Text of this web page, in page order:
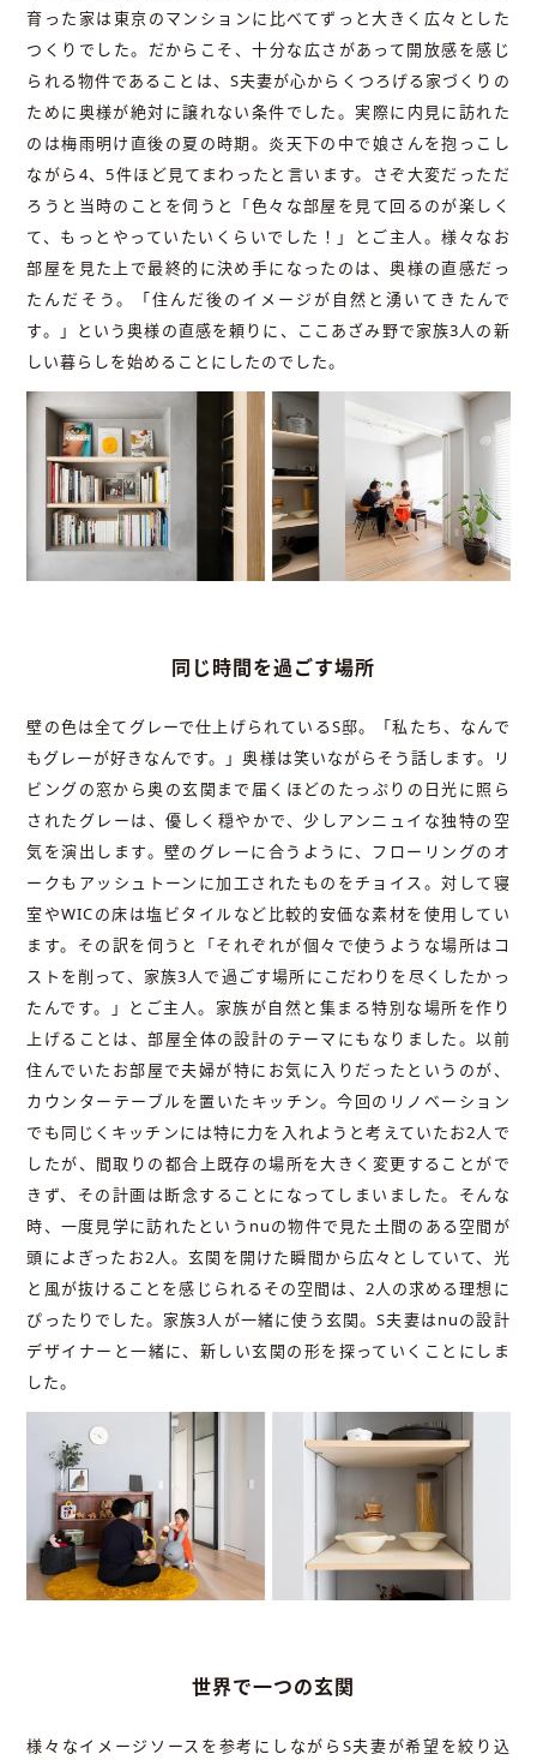
育った家は東京のマンションに比べてずっと大きく広々とした
つくりでした。だからこそ、十分な広さがあって開放感を感じ
られる物件であることは、S夫妻が心からくつろげる家づくりの
ために奥様が絶対に譲れない条件でした。実際に内見に訪れた
のは梅雨明け直後の夏の時期。炎天下の中で娘さんを抱っこし
ながら4、5件ほど見てまわったと言います。さぞ大変だっただ
ろうと当時のことを伺うと「色々な部屋を見て回るのが楽しく
て、もっとやっていたいくらいでした！」とご主人。様々なお
部屋を見た上で最終的に決め手になったのは、奥様の直感だっ
たんだそう。「住んだ後のイメージが自然と湧いてきたんで
す。」という奥様の直感を頼りに、ここあざみ野で家族3人の新
しい暮らしを始めることにしたのでした。
同じ時間を過ごす場所
壁の色は全てグレーで仕上げられているS邸。「私たち、なんで
もグレーが好きなんです。」奥様は笑いながらそう話します。リ
ビングの窓から奥の玄関まで届くほどのたっぷりの日光に照ら
されたグレーは、優しく穏やかで、少しアンニュイな独特の空
気を演出します。壁のグレーに合うように、フローリングのオ
ークもアッシュトーンに加工されたものをチョイス。対して寝
室やWICの床は塩ビタイルなど比較的安価な素材を使用してい
ます。その訳を伺うと「それぞれが個々で使うような場所はコ
ストを削って、家族3人で過ごす場所にこだわりを尽くしたかっ
たんです。」とご主人。家族が自然と集まる特別な場所を作り
上げることは、部屋全体の設計のテーマにもなりました。以前
住んでいたお部屋で夫婦が特にお気に入りだったというのが、
カウンターテーブルを置いたキッチン。今回のリノベーション
でも同じくキッチンには特に力を入れようと考えていたお2人で
したが、間取りの都合上既存の場所を大きく変更することがで
きず、その計画は断念することになってしまいました。そんな
時、一度見学に訪れたというnuの物件で見た土間のある空間が
頭によぎったお2人。玄関を開けた瞬間から広々としていて、光
と風が抜けることを感じられるその空間は、2人の求める理想に
ぴったりでした。家族3人が一緒に使う玄関。S夫妻はnuの設計
デザイナーと一緒に、新しい玄関の形を探っていくことにしま
した。
世界で一つの玄関
様々なイメージソースを参考にしながらS夫妻が希望を絞り込